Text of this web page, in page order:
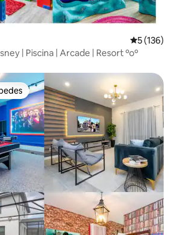
5 de uma
5 (136)
| Piscina | Arcade | Resort ºoº